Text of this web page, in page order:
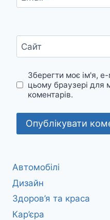
Сайт
Зберегти моє ім'я,
цьому браузері для
коментарів.
Автомобілі
Дизайн
Здоров’я та краса
Кар’єра